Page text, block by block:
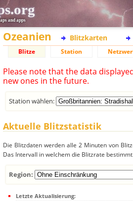
and apps
Ozeanien Blitzkarten
Blitze Station
Please note that the data
new ones in the future.
Station wählen:
Aktuelle Blitzstatistik
Die Blitzdaten werden alle 2 Minuten von
Das Intervall in welchem die Blitzrate
Region:
Letzte Aktualisierung: